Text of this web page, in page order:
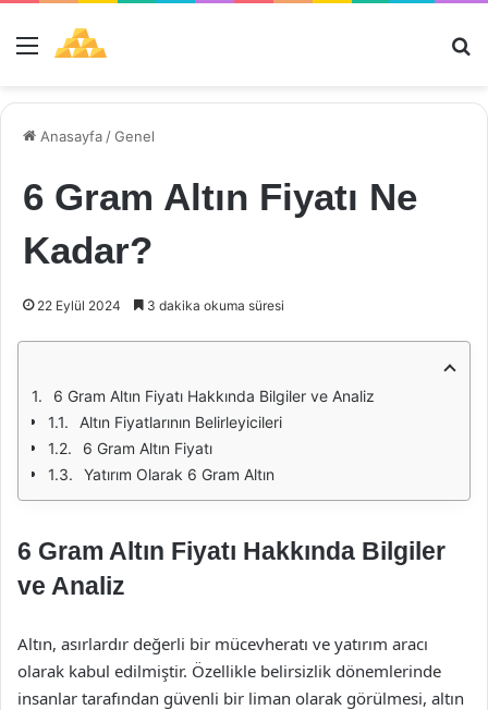
Menü
Anasayfa /Genel
6 Gram Altın Fiyatı Ne
Kadar?
22 Eylül 2024 3 dakika okuma süresi
6 Gram Altın Fiyatı Hakkında Bilgiler ve Analiz
Altın Fiyatlarının Belirleyicileri
6 Gram Altın Fiyatı
Yatırım Olarak 6 Gram Altın
6 Gram Altın Fiyatı Hakkında Bilgiler
ve Analiz
Altın, asırlardır değerli bir mücevheratı ve yatırım aracı
olarak kabul edilmiştir. Özellikle belirsizlik dönemlerinde
insanlar tarafından güvenli bir liman olarak görülmesi, altın